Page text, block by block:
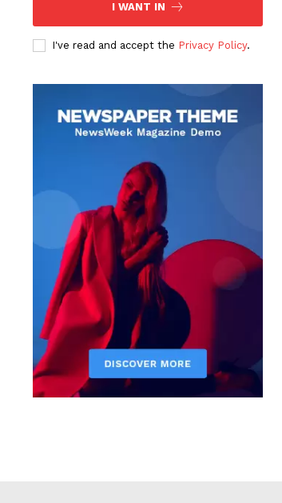
I WANT IN
I've read and accept the Privacy Policy.